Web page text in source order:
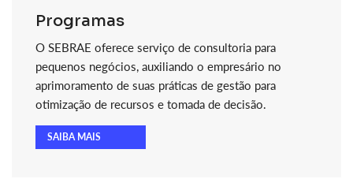
Programas
O SEBRAE oferece serviço de consultoria para
pequenos negócios, auxiliando o empresário no
aprimoramento de suas práticas de gestão para
otimização de recursos e tomada de decisão.
SAIBA MAIS